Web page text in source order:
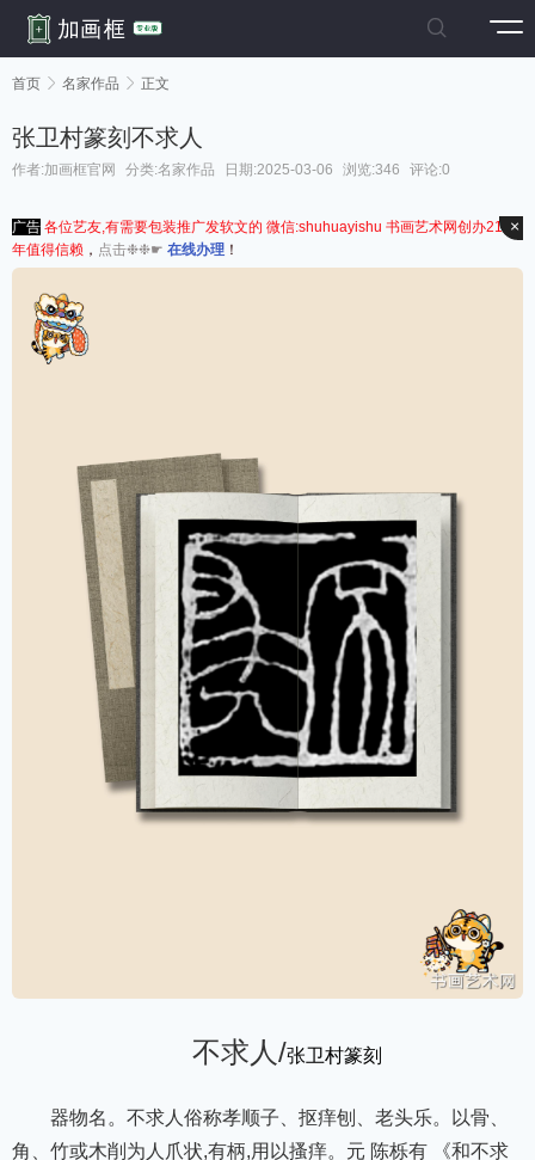

首页  名家作品  正文
张卫村篆刻不求人
作者:加画框官网 分类:名家作品 日期:2025-03-06 浏览:346 评论:0
广告 各位艺友,有需要包装推广发软文的 微信:shuhuayishu 书画艺术网创办21周
年值得信赖 ， 点击❉❉☛ 在线办理 ！
×
不求人/张卫村篆刻
器物名。不求人俗称孝顺子、抠痒刨、老头乐。以骨、
角、竹或木削为人爪状,有柄,用以搔痒。元 陈栎有 《和不求